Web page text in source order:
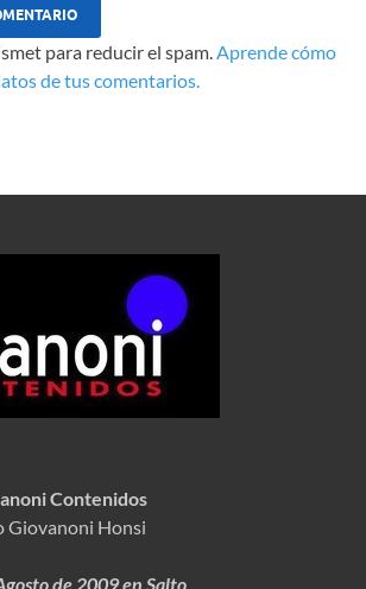
para reducir el spam.Aprende cómo
de tus comentarios.
Contenidos
Giovanoni Honsi
de 2009 en Salto